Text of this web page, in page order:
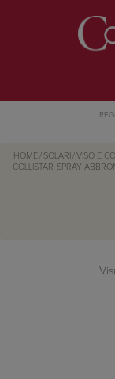
HOME / SOLARI / VISO E
COLLISTAR SPRAY